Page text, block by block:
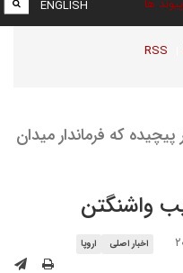
پیوند ها
RSS
ENGLISH
که فرماندار میدان
واشنگتن
اخبار اصلی اروپا